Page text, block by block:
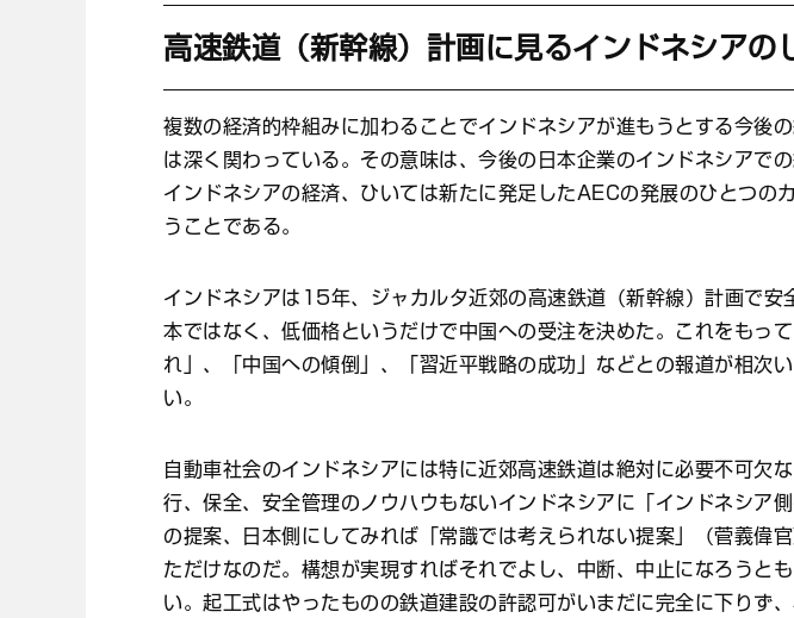
高速鉄道（新幹線）計画に見るインドネシアの
複数の経済的枠組みに加わることでインドネシアが進もうとする今後
は深く関わっている。その意味は、今後の日本企業のインドネシアで
インドネシアの経済、ひいては新たに発足したAECの発展のひとつの
うことである。
インドネシアは15年、ジャカルタ近郊の高速鉄道（新幹線）計画で安
本ではなく、低価格というだけで中国への受注を決めた。これをもっ
れ」、「中国への傾倒」、「習近平戦略の成功」などとの報道が相次
い。
自動車社会のインドネシアには特に近郊高速鉄道は絶対に必要不可欠
行、保全、安全管理のノウハウもないインドネシアに「インドネシア
の提案、日本側にしてみれば「常識では考えられない提案」（菅義偉
ただけなのだ。構想が実現すればそれでよし、中断、中止になろうと
い。起工式はやったものの鉄道建設の許認可がいまだに完全に下りず